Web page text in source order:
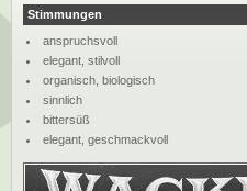
Stimmungen
anspruchsvoll
elegant, stilvoll
organisch, biologisch
sinnlich
bittersüß
elegant, geschmackvoll